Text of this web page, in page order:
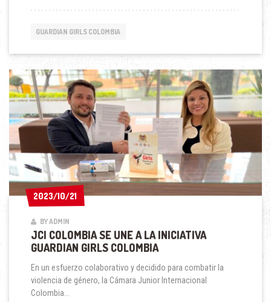
GIRLS
BOGOTÁ
GUARDIAN GIRLS COLOMBIA
2023/10/21
2023/10/21
BY ADMIN
JCI COLOMBIA SE UNE A LA INICIATIVA
GUARDIAN GIRLS COLOMBIA
En un esfuerzo colaborativo y decidido para combatir la
violencia de género, la Cámara Junior Internacional
Colombia...